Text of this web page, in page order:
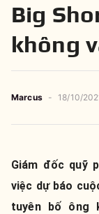
Big
không
Marcus - 18/10/
Giám đốc quỹ
việc dự báo
tuyên bố ông